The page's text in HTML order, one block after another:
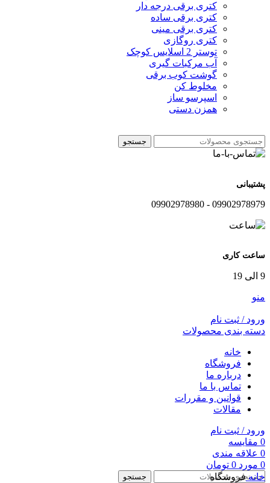
کتری برقی درجه دار
کتری برقی ساده
کتری برقی مینی
کتری روگازی
توستر 2 اسلایس کوچک
آب مرکبات گیری
گوشت کوب برقی
مخلوط کن
اسپرسو ساز
همزن دستی
جستجو
پشتیبانی
09902978979 - 09902978980
ساعت کاری
9 الی 19
منو
ورود / ثبت نام
دسته بندی محصولات
خانه
فروشگاه
درباره ما
تماس با ما
قوانین و مقررات
مقالات
ورود / ثبت نام
0 مقايسه
0 علاقه مندی
0 مورد 0 تومان
جستجو خانهفروشگاه